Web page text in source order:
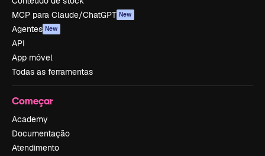
MCP para Claude/ChatGPT New
Agentes New
API
App móvel
Todas as ferramentas
Começar
Academy
Documentação
Atendimento